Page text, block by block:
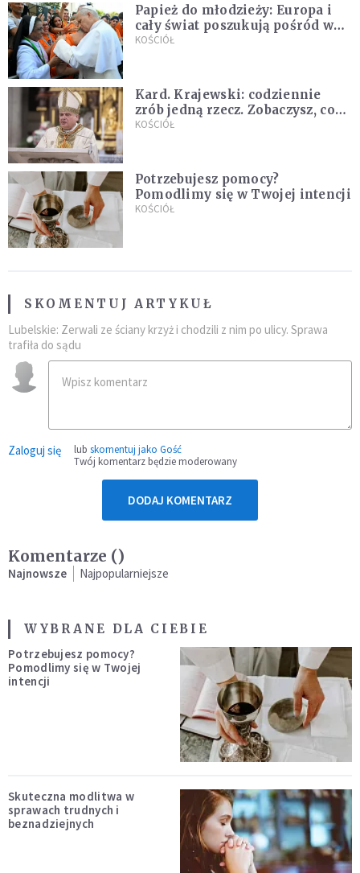
Papież do młodzieży: Europa i
cały świat poszukują pośród was
nowych świętych
KOŚCIÓŁ
Kard. Krajewski: codziennie
zrób jedną rzecz. Zobaczysz, co
stanie się z twoim życiem
KOŚCIÓŁ
Potrzebujesz pomocy?
Pomodlimy się w Twojej intencji
KOŚCIÓŁ
SKOMENTUJ ARTYKUŁ
Lubelskie: Zerwali ze ściany krzyż i chodzili z nim po ulicy. Sprawa
trafiła do sądu
Zaloguj się lub skomentuj jako Gość
Twój komentarz będzie moderowany
DODAJ KOMENTARZ
Komentarze ()
Najnowsze Najpopularniejsze
WYBRANE DLA CIEBIE
Potrzebujesz pomocy?
Pomodlimy się w Twojej
intencji
Skuteczna modlitwa w
sprawach trudnych i
beznadziejnych